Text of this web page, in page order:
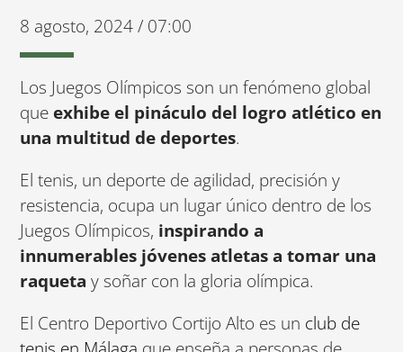
8 agosto, 2024 / 07:00
Los Juegos Olímpicos son un fenómeno global
que exhibe el pináculo del logro atlético en
una multitud de deportes.
El tenis, un deporte de agilidad, precisión y
resistencia, ocupa un lugar único dentro de los
Juegos Olímpicos, inspirando a
innumerables jóvenes atletas a tomar una
raqueta y soñar con la gloria olímpica.
El Centro Deportivo Cortijo Alto es un club de